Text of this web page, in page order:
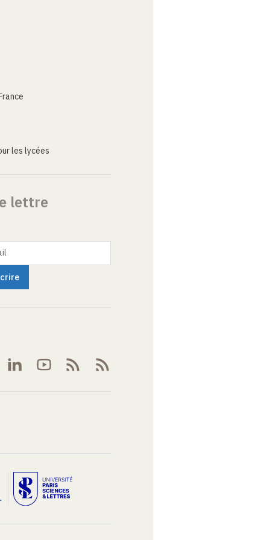
les lycées
lettre